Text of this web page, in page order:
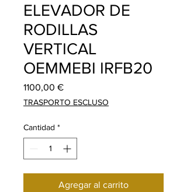
ELEVADOR DE
RODILLAS
VERTICAL
OEMMEBI IRFB20
1100,00 €Precio
TRASPORTO ESCLUSO
Cantidad *
Agregar al carrito